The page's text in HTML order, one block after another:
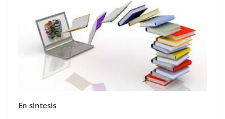
En síntesis